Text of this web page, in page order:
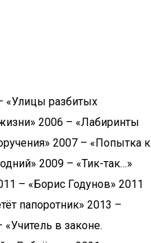
«Улицы разбитых
2006 – «Лабиринты
2007 – «Попытка к
2009 – «Тик-так…»
– «Борис Годунов» 2011
папоротник» 2013 –
в законе.